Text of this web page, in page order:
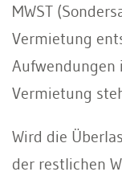
MWST
Vermietung
Aufwendungen
Vermietung
Wird die
der restlichen